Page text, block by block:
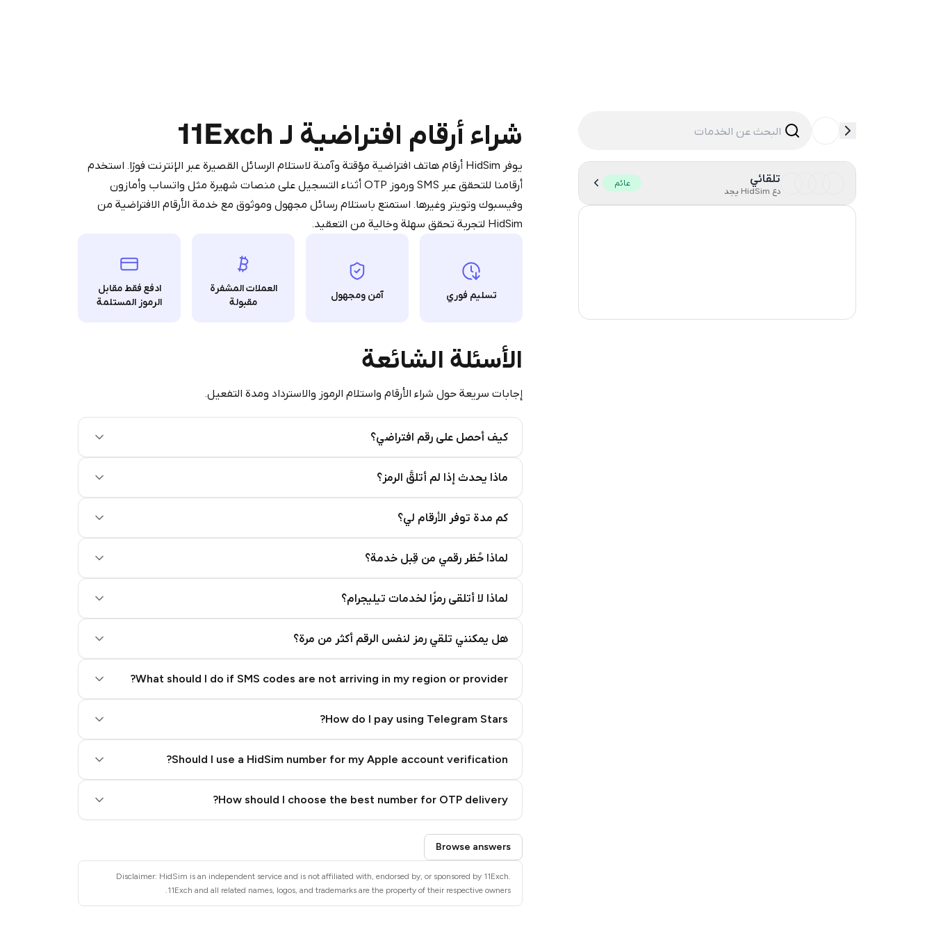
تلقائي
دع HidSim يجد
عائم
شراء أرقام افتراضية لـ 11Exch
يوفر HidSim أرقام هاتف افتراضية مؤقتة وآمنة لاستلام الرسائل القصيرة عبر الإنترنت فورًا. استخدم
أرقامنا للتحقق عبر SMS ورموز OTP أثناء التسجيل على منصات شهيرة مثل واتساب وأمازون
وفيسبوك وتويتر وغيرها. استمتع باستلام رسائل مجهول وموثوق مع خدمة الأرقام الافتراضية من
HidSim لتجربة تحقق سهلة وخالية من التعقيد.
تسليم فوري آمن ومجهول
العملات المشفرة
مقبولة
ادفع فقط مقابل
الرموز المستلمة
الأسئلة الشائعة
إجابات سريعة حول شراء الأرقام واستلام الرموز والاسترداد ومدة التفعيل.
كيف أحصل على رقم افتراضي؟
ماذا يحدث إذا لم أتلقَّ الرمز؟
كم مدة توفر الأرقام لي؟
لماذا حُظر رقمي من قِبل خدمة؟
لماذا لا أتلقى رمزًا لخدمات تيليجرام؟
هل يمكنني تلقي رمز لنفس الرقم أكثر من مرة؟
What should I do if SMS codes are not arriving in my region or provider?
How do I pay using Telegram Stars?
You purchase Stars via the official
@PremiumBot
in Telegram using your card (or
Google Pay, Apple Pay, or other supported methods).
You use those Stars to pay our bot and complete the HidSim credit purchase.
Step 1: Create the order on HidSim
Pay with Telegram
Step 3: Pay our bot with Stars
Should I use a HidSim number for my Apple account verification?
How should I choose the best number for OTP delivery?
Quality High To Low
Browse answers
Disclaimer: HidSim is an independent service and is not affiliated with, endorsed by, or sponsored by 11Exch.
11Exch and all related names, logos, and trademarks are the property of their respective owners.